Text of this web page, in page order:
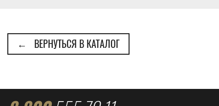
← ВЕРНУТЬСЯ В КАТАЛОГ